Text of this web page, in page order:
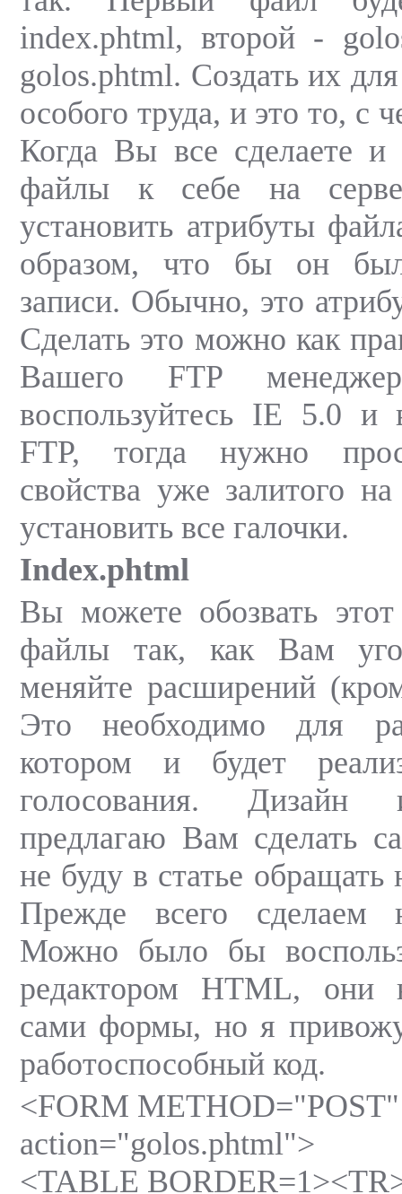
index.phtml, второй -
golos.phtml. Создать их
особого труда, и это то, с
Когда Вы все сделаете и
файлы к себе на
установить атрибуты
образом, что бы он
записи. Обычно, это
Сделать это можно как
Вашего FTP
воспользуйтесь IE 5.0
FTP, тогда нужно
свойства уже залитого
установить все галочки.
Index.phtml
Вы можете обозвать
файлы так, как Вам
меняйте расширений
Это необходимо для
котором и будет
голосования. Дизайн
предлагаю Вам сделать
не буду в статье обращать
Прежде всего сделаем
Можно было бы
редактором HTML, они
сами формы, но я
работоспособный код.
<FORM METHOD="POST"
action="golos.phtml">
<TABLE